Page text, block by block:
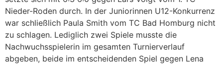
Nieder-Roden durch. In der Juniorinnen U12-Konkurrenz
war schließlich Paula Smith vom TC Bad Homburg nicht
zu schlagen. Lediglich zwei Spiele musste die
Nachwuchsspielerin im gesamten Turnierverlauf
abgeben, beide im entscheidenden Spiel gegen Lena